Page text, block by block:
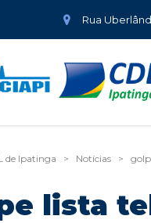
Rua
de Ipatinga > Notícias >
lista